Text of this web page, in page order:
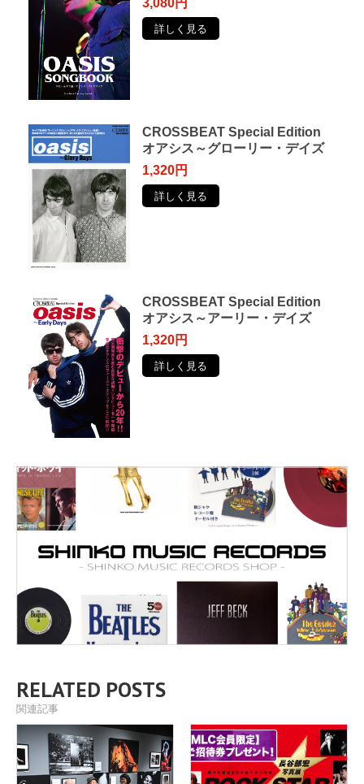
3,080円
詳しく見る
CROSSBEAT Special Edition
オアシス～グローリー・デイズ
1,320円
詳しく見る
CROSSBEAT Special Edition
オアシス～アーリー・デイズ
1,320円
詳しく見る
RELATED POSTS
関連記事